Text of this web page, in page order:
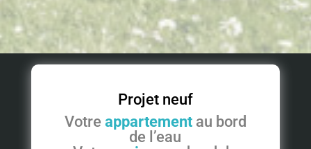
Projet neuf
Votre appartementau bord
de l’eau